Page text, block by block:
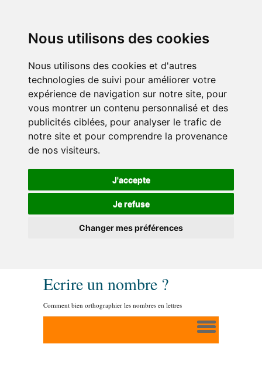
Nous utilisons des cookies
Nous utilisons des cookies et d'autres
technologies de suivi pour améliorer votre
expérience de navigation sur notre site, pour
vous montrer un contenu personnalisé et des
publicités ciblées, pour analyser le trafic de
notre site et pour comprendre la provenance
de nos visiteurs.
J'accepte
Je refuse
Changer mes préférences
Ecrire un nombre ?
Comment bien orthographier les nombres en lettres